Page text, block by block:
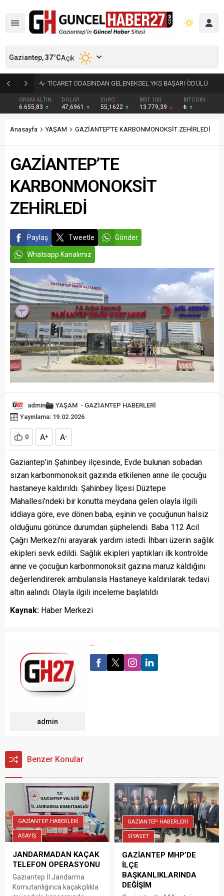
GRAM ALTIN
6.655,83
DOLAR
47,6961
EURO
55,1622
BIST 100
13.779,39
BITCOIN
₺
Gaziantep,37°CAçık
Anasayfa YAŞAM GAZİANTEP’TE KARBONMONOKSİT ZEHİRLEDİ
GAZİANTEP’TE
KARBONMONOKSİT
ZEHİRLEDİ
Paylaş Tweetle Gönder
Whatsapp Kanalımız
admin YAŞAM - GAZİANTEP HABERLERİ
Yayınlama: 19.02.2026
0 A+ A-
Gaziantep’in Şahinbey ilçesinde, Evde bulunan sobadan
sızan karbonmonoksit gazında etkilenen anne ile çocuğu
hastaneye kaldırıldı. Şahinbey İlçesi Düztepe
Mahallesi’ndeki bir konutta meydana gelen olayla ilgili
iddiaya göre, eve dönen baba, eşinin ve çocuğunun halsiz
olduğunu görünce durumdan şüphelendi. Baba 112 Acil
Çağrı Merkezi’ni arayarak yardım istedi. İhbarı üzerin sağlık
ekipleri sevk edildi. Sağlık ekipleri yaptıkları ilk kontrolde
anne ve çocuğun karbonmonoksit gazına maruz kaldığını
değerlendirerek ambulansla Hastaneye kaldırılarak tedavi
altın aalındı. Olayla ilgili inceleme başlatıldı
Kaynak: Haber Merkezi
admin
...
Benzer Konular
GAZİANTEP HABERLERİ
ASAYİŞ
JANDARMADAN KAÇAK
TELEFON OPERASYONU
Gaziantep İl Jandarma
Komutanlığınca kaçakçılıkla
GAZİANTEP HABERLERİ
SİYASET
GAZİANTEP MHP’DE
İLÇE
BAŞKANLIKLARINDA
DEĞİŞİM